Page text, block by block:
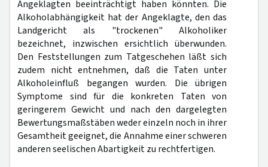
Angeklagten beeinträchtigt haben könnten. Die
Alkoholabhängigkeit hat der Angeklagte, den das
Landgericht als "trockenen" Alkoholiker
bezeichnet, inzwischen ersichtlich überwunden.
Den Feststellungen zum Tatgeschehen läßt sich
zudem nicht entnehmen, daß die Taten unter
Alkoholeinfluß begangen wurden. Die übrigen
Symptome sind für die konkreten Taten von
geringerem Gewicht und nach den dargelegten
Bewertungsmaßstäben weder einzeln noch in ihrer
Gesamtheit geeignet, die Annahme einer schweren
anderen seelischen Abartigkeit zu rechtfertigen.